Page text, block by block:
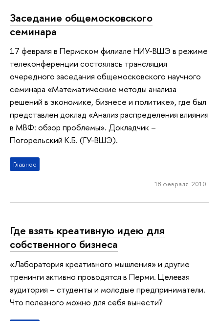
Заседание общемосковского
семинара
17 февраля в Пермском филиале НИУ-ВШЭ в режиме
телеконференции состоялась трансляция
очередного заседания общемосковского научного
семинара «Математические методы анализа
решений в экономике, бизнесе и политике», где был
представлен доклад «Анализ распределения влияния
в МВФ: обзор проблемы». Докладчик –
Погорельский К.Б. (ГУ-ВШЭ).
Главное
18 февраля 2010
Где взять креативную идею для
собственного бизнеса
«Лаборатория креативного мышления» и другие
тренинги активно проводятся в Перми. Целевая
аудитория – студенты и молодые предприниматели.
Что полезного можно для себя вынести?